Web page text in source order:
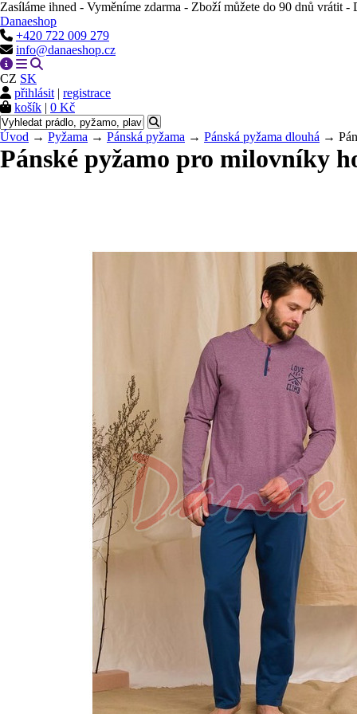
Zasíláme ihned - Vyměníme zdarma - Zboží můžete do 90 dnů vrátit -
Danaeshop
+420 722 009 279
info@danaeshop.cz
CZ SK
přihlásit | registrace
košík | 0 Kč
Úvod → Pyžama → Pánská pyžama → Pánská pyžama dlouhá →
Pánské pyžamo pro milovníky